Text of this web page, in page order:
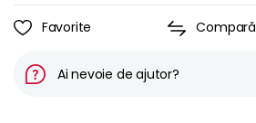
Favorite Compară
Ai nevoie de ajutor?